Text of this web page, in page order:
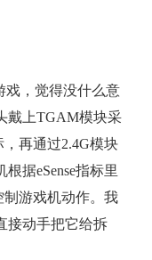
戏，觉得没什么意
戴上TGAM模块采
，再通过2.4G模块
据eSense指标里
制游戏机动作。我
接动手把它给拆